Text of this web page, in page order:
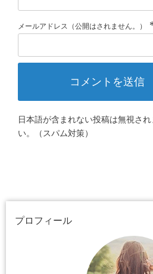
メールアドレス（公開はされません。）
日本語が含まれない投稿は無視さ
い。（スパム対策）
プロフィール